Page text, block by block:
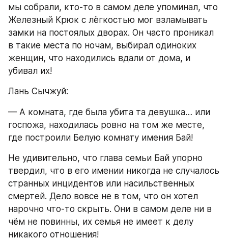
мы собрали, кто-то в самом деле упоминал, что
Железный Крюк с лёгкостью мог взламывать
замки на постоялых дворах. Он часто проникал
в такие места по ночам, выбирал одиноких
женщин, что находились вдали от дома, и
убивал их!
Лань Сычжуй:
— А комната, где была убита та девушка… или
госпожа, находилась ровно на том же месте,
где построили Белую комнату имения Бай!
Не удивительно, что глава семьи Бай упорно
твердил, что в его имении никогда не случалось
странных инцидентов или насильственных
смертей. Дело вовсе не в том, что он хотел
нарочно что-то скрыть. Они в самом деле ни в
чём не повинны, их семья не имеет к делу
никакого отношения!